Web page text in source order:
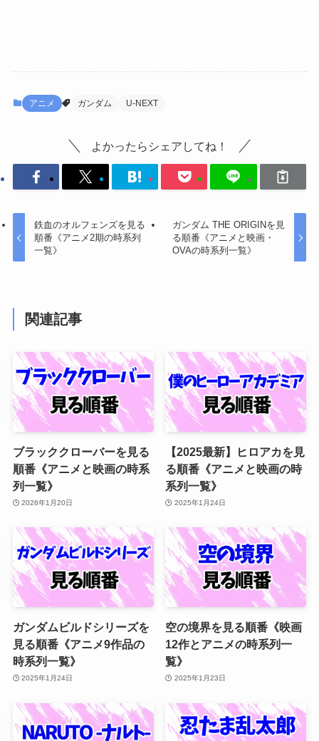
アニメ ガンダム U-NEXT
よかったらシェアしてね！
鉄血のオルフェンズを見る
順番《アニメ2期の時系列
一覧》
ガンダム THE ORIGINを見
る順番《アニメと映画・
OVAの時系列一覧》
関連記事
ブラッククローバーを見る
順番《アニメと映画の時系
列一覧》
2026年1月20日
【2025最新】ヒロアカを見
る順番《アニメと映画の時
系列一覧》
2025年1月24日
ガンダムビルドシリーズを
見る順番《アニメ9作品の
時系列一覧》
2025年1月24日
空の境界を見る順番《映画
12作とアニメの時系列一
覧》
2025年1月23日